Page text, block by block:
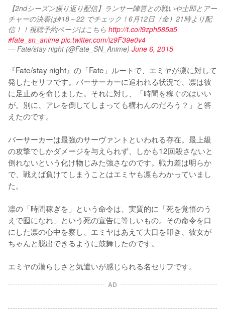
【2ndシーズン振り返り配信】ランサー陣営との戦いや士郎とアー
チャーの決着は#18～22 でチェック！6月12日（金）21時より配
信！！視聴予約ページはこちら http://t.co/i9zph585a5
#fate_sn_anime pic.twitter.com/iz9F39e0v4
— Fate/stay night (@Fate_SN_Anime) June 6, 2015
『Fate/stay night』の「Fate」ルートで、エミヤが凛に対して
発したセリフです。バーサーカーに追われる状況で、凛は彼
に足止めを命じました。それに対し、「時間を稼ぐのはいい
が。別に、アレを倒してしまっても構わんのだろう？」と答
えたのです。
バーサーカーは最強のサーヴァントといわれる存在。最上級
の攻撃でしかダメージを与えられず、しかも12回殺さないと
倒れないという化け物じみた強さなのです。戦力差は明らか
で、戦えば負けてしまうことはエミヤも凛もわかっていまし
た。
凛の「時間稼ぎを」という命令は、実質的に「死を覚悟のう
えで囮になれ」という死の宣告に等しいもの。その命令を口
にした凛の心中を察し、エミヤはあえて大口を叩き、彼女が
ちゃんと脱出できるように鼓舞したのです。
エミヤの漢らしさと気遣いが感じられる名セリフです。
AD